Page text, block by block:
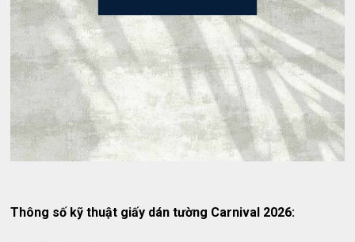
Thông số kỹ thuật giấy dán tường Carnival 2026: